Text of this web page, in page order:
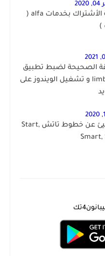
طريقة الأشتراك بخدمات alfa (
)
الصحيحة لضبط تطبيق
limbo x86 و تشغيل الويندوز على
كل شيئ عن خطوط تاتش Start,
Smart,